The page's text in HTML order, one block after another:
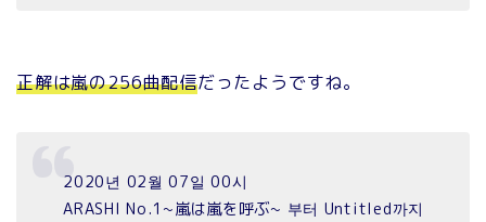
正解は嵐の256曲配信だったようですね。
2020년 02월 07일 00시
ARASHI No.1~嵐は嵐を呼ぶ~ 부터 Untitled까지